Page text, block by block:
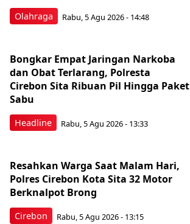
Olahraga Rabu, 5 Agu 2026 - 14:48
Headline
Bongkar Empat Jaringan Narkoba
dan Obat Terlarang, Polresta
Cirebon Sita Ribuan Pil Hingga Paket
Sabu
Rabu, 5 Agu 2026 - 13:33
Cirebon
Resahkan Warga Saat Malam Hari,
Polres Cirebon Kota Sita 32 Motor
Berknalpot Brong
Rabu, 5 Agu 2026 - 13:15